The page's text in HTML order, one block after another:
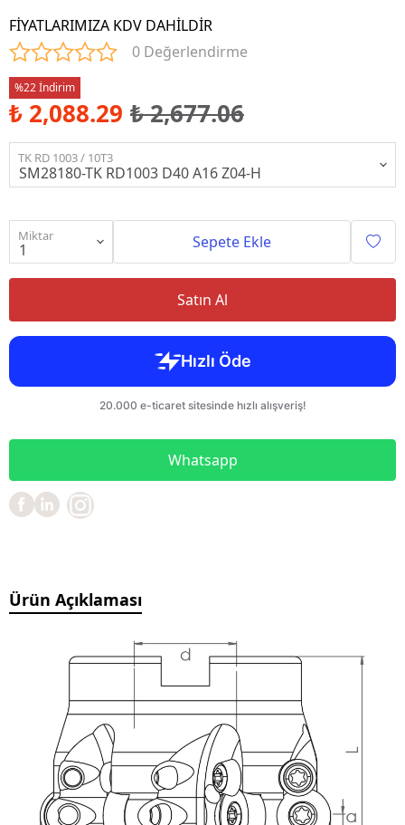
FİYATLARIMIZA KDV DAHİLDİR
0 Değerlendirme
%22 İndirim
₺ 2,088.29 ₺ 2,677.06
TK RD 1003 / 10T3
Miktar Sepete Ekle
Satın Al
Whatsapp
Ürün Açıklaması